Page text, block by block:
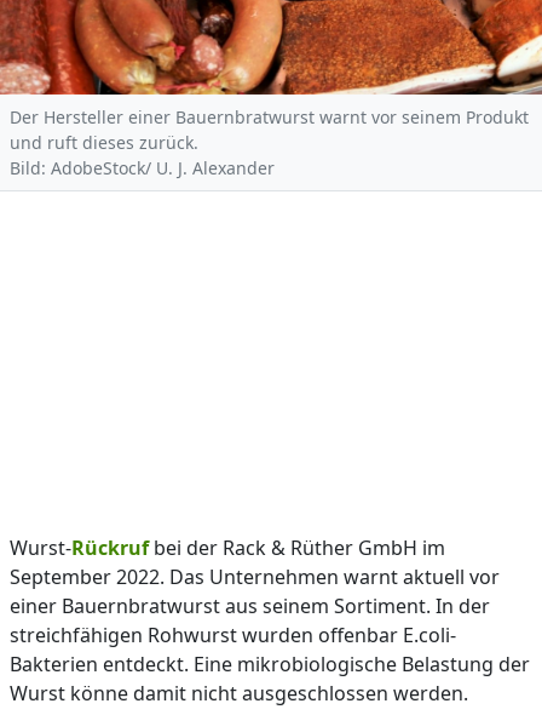
Der Hersteller einer Bauernbratwurst warnt vor seinem Produkt
und ruft dieses zurück.
Bild: AdobeStock/ U. J. Alexander
Wurst-Rückrufbei der Rack & Rüther GmbH im
September 2022. Das Unternehmen warnt aktuell vor
einer Bauernbratwurst aus seinem Sortiment. In der
streichfähigen Rohwurst wurden offenbar E.coli-
Bakterien entdeckt. Eine mikrobiologische Belastung der
Wurst könne damit nicht ausgeschlossen werden.